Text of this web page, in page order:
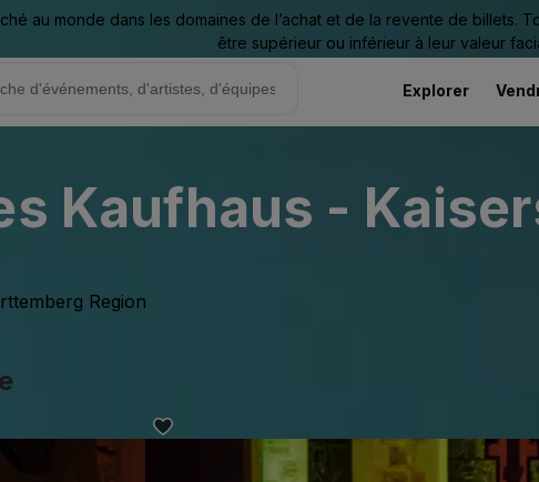
au monde dans les domaines de l’achat et de la revente de billets.
être supérieur ou inférieur à leur valeur
Explorer
Kaufhaus -
Region